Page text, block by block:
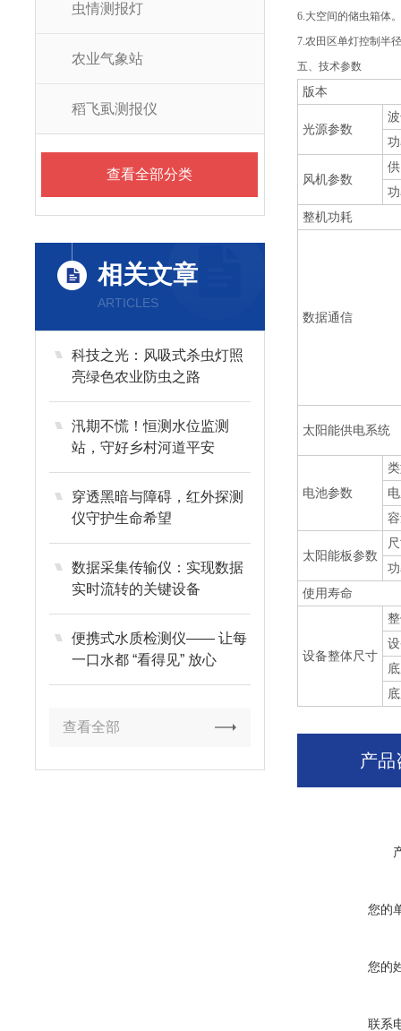
虫情测报灯
农业气象站
稻飞虱测报仪
查看全部分类
相关文章
ARTICLES
科技之光：风吸式杀虫灯照
亮绿色农业防虫之路
汛期不慌！恒测水位监测
站，守好乡村河道平安
穿透黑暗与障碍，红外探测
仪守护生命希望
数据采集传输仪：实现数据
实时流转的关键设备
便携式水质检测仪—— 让每
一口水都 “看得见” 放心
查看全部
6.大空间的储虫箱体
7.农田区单灯控制半
五、技术参数
版本
光源参数
风机参数
整机功耗
数据通信
太阳能供电系统
电池参数
太阳能板参数
使用寿命
设备整体尺寸
产品
您的
您的
联系